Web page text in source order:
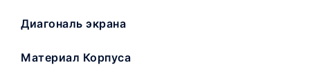
Диагональ экрана
Материал Корпуса